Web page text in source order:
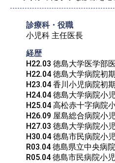
診療科・役職
小児科 主任医長
経歴
H22.03 徳島大学医学部
H22.04 徳島大学病院初
H23.04 香川小児病院初
H24.04 徳島大学病院小
H25.04 高松赤十字病院
H26.09 屋島総合病院小
H27.03 徳島大学病院小
H30.04 徳島市民病院小
R03.04 徳島県立中央病
R05.04 徳島市民病院小